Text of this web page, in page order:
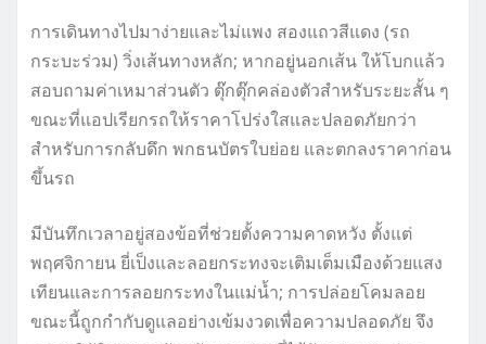
การเดินทางไปมาง่ายและไม่แพง สองแถวสีแดง (รถ
กระบะร่วม) วิ่งเส้นทางหลัก; หากอยู่นอกเส้น ให้โบกแล้ว
สอบถามค่าเหมาส่วนตัว ตุ๊กตุ๊กคล่องตัวสำหรับระยะสั้น ๆ
ขณะที่แอปเรียกรถให้ราคาโปร่งใสและปลอดภัยกว่า
สำหรับการกลับดึก พกธนบัตรใบย่อย และตกลงราคาก่อน
ขึ้นรถ
มีบันทึกเวลาอยู่สองข้อที่ช่วยตั้งความคาดหวัง ตั้งแต่
พฤศจิกายน ยี่เป็งและลอยกระทงจะเติมเต็มเมืองด้วยแสง
เทียนและการลอยกระทงในแม่น้ำ; การปล่อยโคมลอย
ขณะนี้ถูกกำกับดูแลอย่างเข้มงวดเพื่อความปลอดภัย จึง